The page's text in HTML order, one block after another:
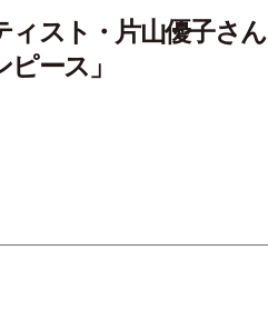
ィスト・片山優子さん
ース」